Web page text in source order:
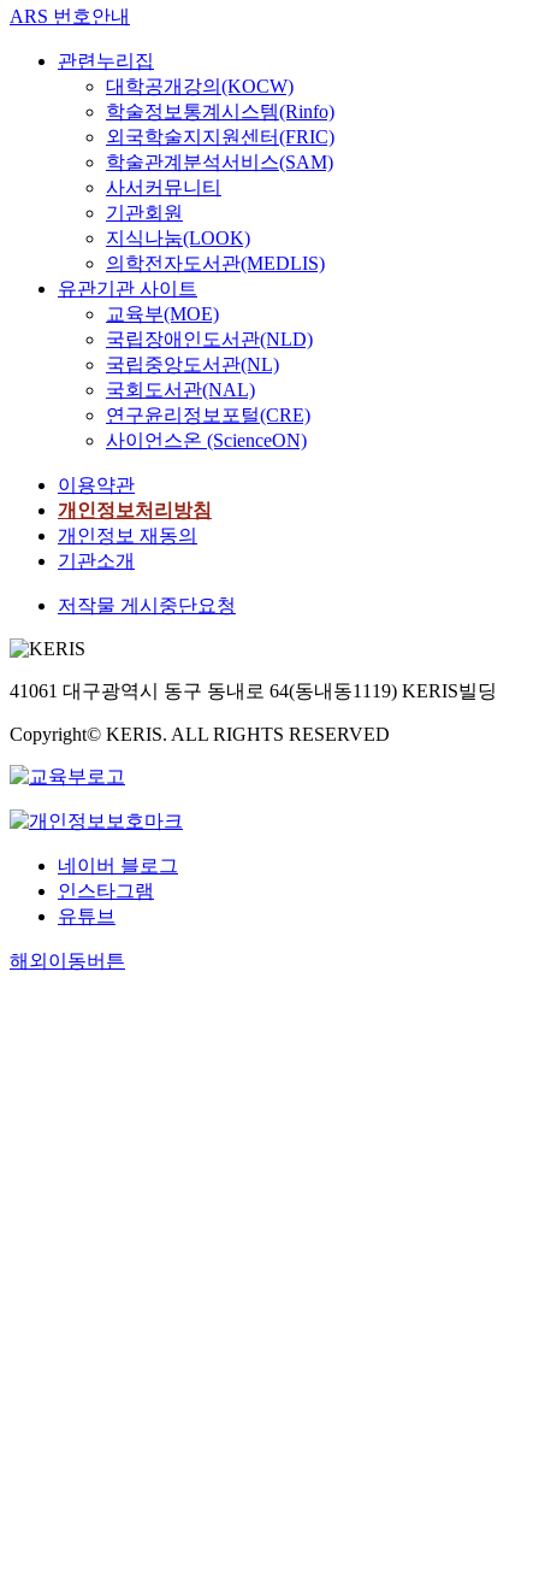
ARS 번호안내
관련누리집
대학공개강의(KOCW)
학술정보통계시스템(Rinfo)
외국학술지지원센터(FRIC)
학술관계분석서비스(SAM)
사서커뮤니티
기관회원
지식나눔(LOOK)
의학전자도서관(MEDLIS)
유관기관 사이트
교육부(MOE)
국립장애인도서관(NLD)
국립중앙도서관(NL)
국회도서관(NAL)
연구윤리정보포털(CRE)
사이언스온 (ScienceON)
이용약관
개인정보처리방침
개인정보 재동의
기관소개
저작물 게시중단요청
41061 대구광역시 동구 동내로 64(동내동1119) KERIS빌딩
Copyright© KERIS. ALL RIGHTS RESERVED
네이버 블로그
인스타그램
유튜브
해외이동버튼